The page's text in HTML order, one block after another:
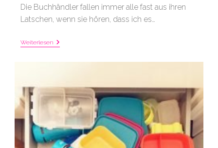
Die Buchhändler fallen immer alle fast aus ihren
Latschen, wenn sie hören, dass ich es…
Weiterlesen Manchmal